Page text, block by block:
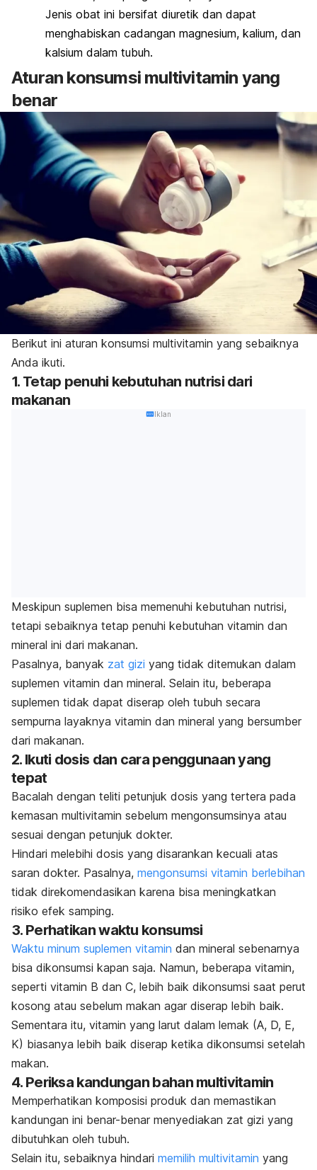
Jenis obat ini bersifat diuretik dan dapat
menghabiskan cadangan magnesium, kalium, dan
kalsium dalam tubuh.
Aturan konsumsi multivitamin yang
benar
Berikut ini aturan konsumsi multivitamin yang sebaiknya
Anda ikuti.
1. Tetap penuhi kebutuhan nutrisi dari
makanan
Iklan
Meskipun suplemen bisa memenuhi kebutuhan nutrisi,
tetapi sebaiknya tetap penuhi kebutuhan vitamin dan
mineral ini dari makanan.
Pasalnya, banyak zat gizi yang tidak ditemukan dalam
suplemen vitamin dan mineral. Selain itu, beberapa
suplemen tidak dapat diserap oleh tubuh secara
sempurna layaknya vitamin dan mineral yang bersumber
dari makanan.
2. Ikuti dosis dan cara penggunaan yang
tepat
Bacalah dengan teliti petunjuk dosis yang tertera pada
kemasan multivitamin sebelum mengonsumsinya atau
sesuai dengan petunjuk dokter.
Hindari melebihi dosis yang disarankan kecuali atas
saran dokter. Pasalnya, mengonsumsi vitamin berlebihan
tidak direkomendasikan karena bisa meningkatkan
risiko efek samping.
3. Perhatikan waktu konsumsi
Waktu minum suplemen vitamin dan mineral sebenarnya
bisa dikonsumsi kapan saja. Namun, beberapa vitamin,
seperti vitamin B dan C, lebih baik dikonsumsi saat perut
kosong atau sebelum makan agar diserap lebih baik.
Sementara itu, vitamin yang larut dalam lemak (A, D, E,
K) biasanya lebih baik diserap ketika dikonsumsi setelah
makan.
4. Periksa kandungan bahan multivitamin
Memperhatikan komposisi produk dan memastikan
kandungan ini benar-benar menyediakan zat gizi yang
dibutuhkan oleh tubuh.
Selain itu, sebaiknya hindari memilih multivitamin yang